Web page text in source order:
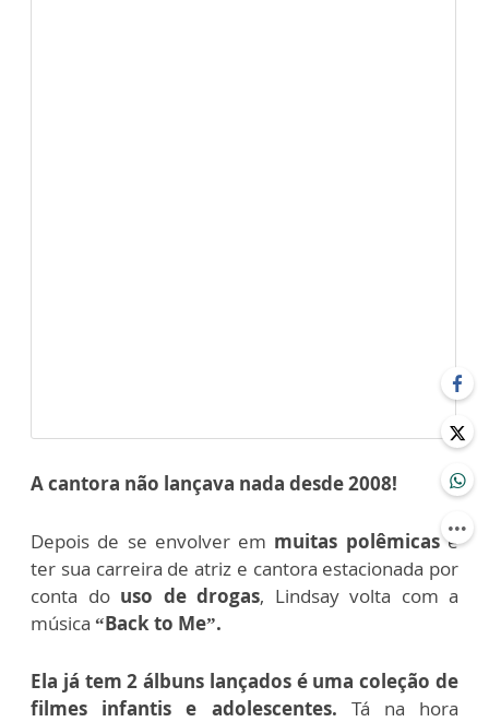
A cantora não lançava nada desde 2008!
Depois de se envolver em muitas polêmicase
ter sua carreira de atriz e cantora estacionada por
conta do uso de drogas, Lindsay volta com a
música “Back to Me”.
Ela já tem 2 álbuns lançados é uma coleção de
filmes infantis e adolescentes. Tá na hora